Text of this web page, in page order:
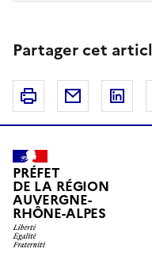
Partager cet
Imprimer Courriel
PRÉFET
DE LA RÉGION
AUVERGNE-
RHÔNE-ALPES